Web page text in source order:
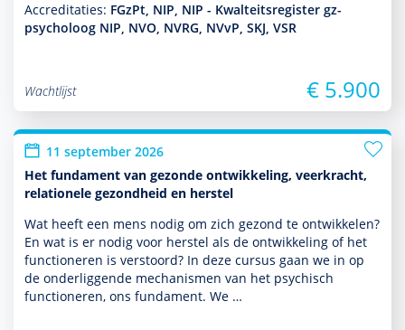
Accreditaties: FGzPt, NIP, NIP - Kwalteitsregister gz-
psycholoog NIP, NVO, NVRG, NVvP, SKJ, VSR
Wachtlijst € 5.900
11 september 2026
Het fundament van gezonde ontwikkeling, veerkracht,
relationele gezondheid en herstel
Wat heeft een mens nodig om zich gezond te ontwik­kelen?
En wat is er nodig voor herstel als de ont­wikke­ling of het
functio­neren is verstoord? In deze cursus gaan we in op
de onderliggende mechanismen van het psychisch
functio­neren, ons fundament. We …